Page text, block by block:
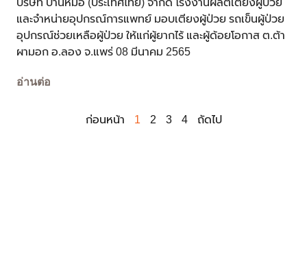
และจำหน่ายอุปกรณ์การแพทย์ มอบเตียงผู้ป่วย รถเข็นผู้ป่วย
อุปกรณ์ช่วยเหลือผู้ป่วย ให้แก่ผู้ยากไร้ และผู้ด้อยโอกาส ต.ต้า
ผามอก อ.ลอง จ.แพร่ 08 มีนาคม 2565
อ่านต่อ
ก่อนหน้า 1 2 3 4 ถัดไป